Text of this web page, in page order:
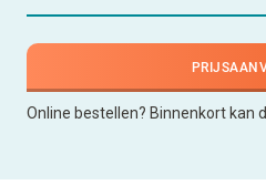
Online bestellen? Binnenkort kan